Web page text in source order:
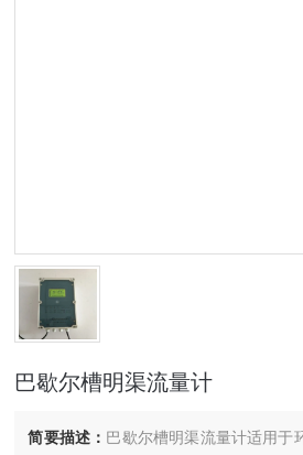
巴歇尔槽明渠流量计
简要描述： 巴歇尔槽明渠流量计适用于